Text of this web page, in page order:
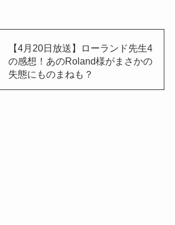
【4月20日放送】ローランド先生4
の感想！あのRoland様がまさかの
失態にものまねも？